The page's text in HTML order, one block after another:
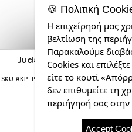
Judas Priest, Κούπα
SKU #KP_19422_metaldouble
🍪 Πολιτική
Η επιχείρησή μας
βελτίωση της
Παρακαλούμε
Cookies και
είτε το κουτί
δεν επιθυμείτε τη
περιήγησή σας
Accept